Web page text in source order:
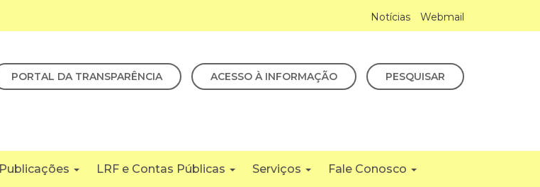
Notícias Webmail
PORTAL DA TRANSPARÊNCIA ACESSO À INFORMAÇÃO PESQUISAR
Publicações LRF e Contas Públicas Serviços Fale Conosco